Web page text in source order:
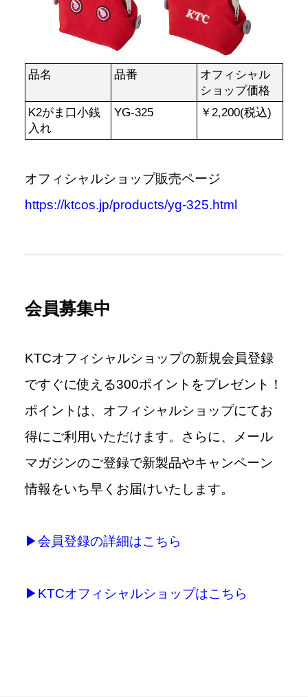
品名 品番
オフィシャル
ショップ価格
K2がま口小銭
入れ
YG-325 ￥2,200(税込)
オフィシャルショップ販売ページ
https://ktcos.jp/products/yg-325.html
会員募集中
KTCオフィシャルショップの新規会員登録
ですぐに使える300ポイントをプレゼント！
ポイントは、オフィシャルショップにてお
得にご利用いただけます。さらに、メール
マガジンのご登録で新製品やキャンペーン
情報をいち早くお届けいたします。
▶︎会員登録の詳細はこちら
▶︎KTCオフィシャルショップはこちら